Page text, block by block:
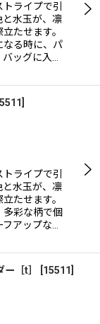
ライプで引
と水玉が、凛
たせます。
なる時に、パ
ッグに入…
ライプで引
と水玉が、凛
たせます。
彩な柄で個
アップな…
［t］ 15511